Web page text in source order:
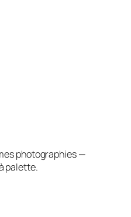
photographies —
palette.